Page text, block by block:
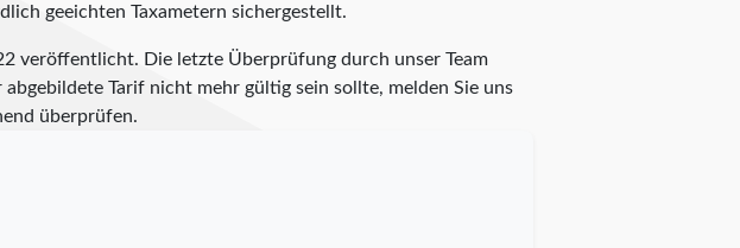
geeichten Taxametern sichergestellt.
veröffentlicht. Die letzte Überprüfung durch unser Team
Tarif nicht mehr gültig sein sollte, melden Sie uns
überprüfen.